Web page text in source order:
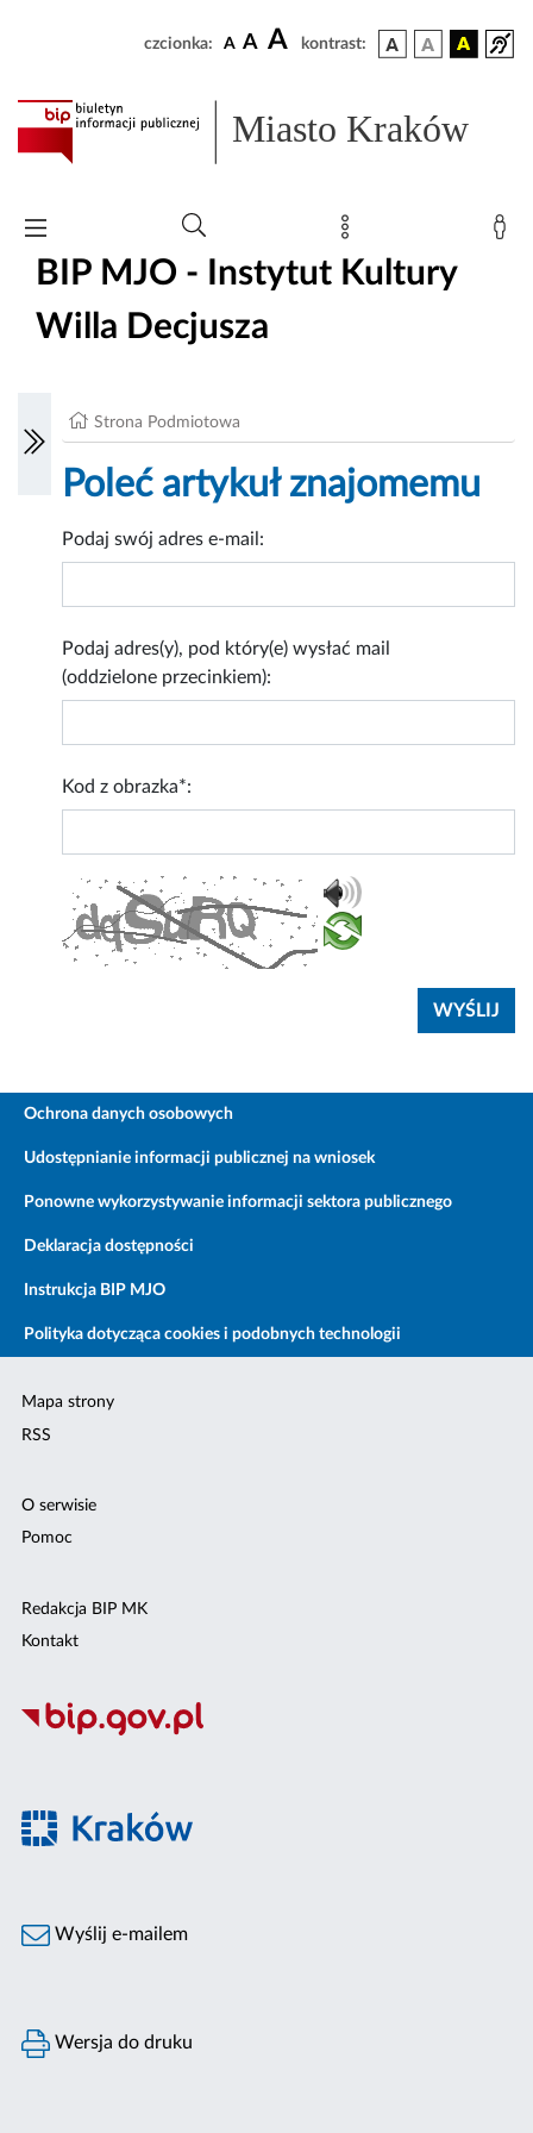
czcionka: A A A kontrast:
Miasto Kraków
BIP MJO - Instytut Kultury
Willa Decjusza
Strona Podmiotowa
Poleć artykuł znajomemu
Podaj swój adres e-mail:
Podaj adres(y), pod który(e) wysłać mail
(oddzielone przecinkiem):
Kod z obrazka*:
Ochrona danych osobowych
Udostępnianie informacji publicznej na wniosek
Ponowne wykorzystywanie informacji sektora publicznego
Deklaracja dostępności
Instrukcja BIP MJO
Polityka dotycząca cookies i podobnych technologii
Mapa strony
RSS
O serwisie
Pomoc
Redakcja BIP MK
Kontakt
Wyślij e-mailem
Wersja do druku